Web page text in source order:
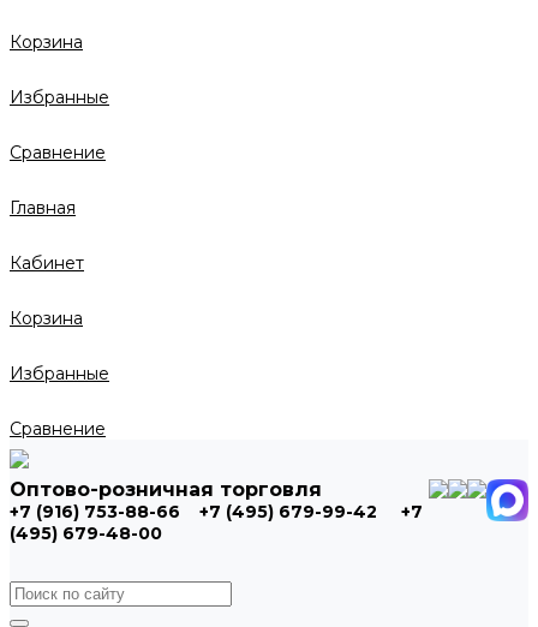
Корзина
Избранные
Сравнение
Главная
Кабинет
Корзина
Избранные
Сравнение
Оптово-розничная торговля
+7 (916) 753-88-66 +7 (495) 679-99-42
+7
(495) 679-48-00